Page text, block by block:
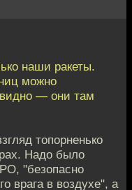
наши ракеты.
можно
— они там
топорненько
Надо было
"безопасно
врага в воздухе", а